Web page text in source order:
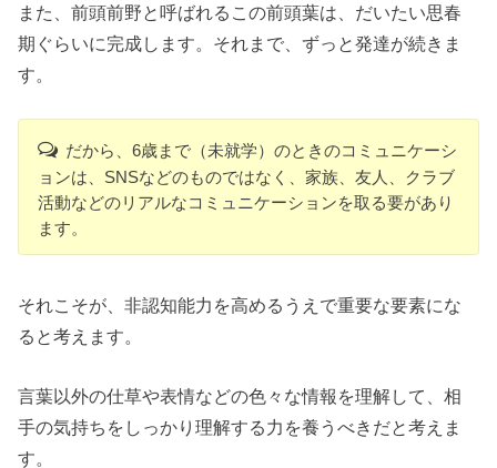
また、前頭前野と呼ばれるこの前頭葉は、だいたい思春
期ぐらいに完成します。それまで、ずっと発達が続きま
す。
だから、6歳まで（未就学）のときのコミュニケーシ
ョンは、SNSなどのものではなく、家族、友人、クラブ
活動などのリアルなコミュニケーションを取る要があり
ます。
それこそが、非認知能力を高めるうえで重要な要素にな
ると考えます。
言葉以外の仕草や表情などの色々な情報を理解して、相
手の気持ちをしっかり理解する力を養うべきだと考えま
す。